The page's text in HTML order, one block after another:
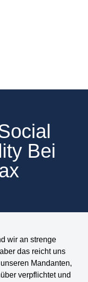
Bei
wir an strenge
das reicht uns
Mandanten,
verpflichtet und